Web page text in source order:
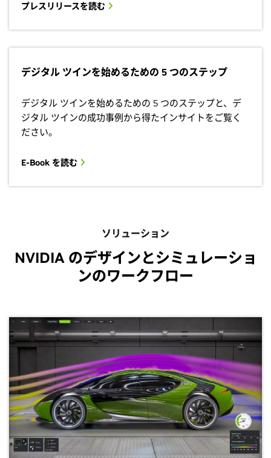
プレスリリースを読む
デジタル ツインを始めるための 5 つのステップ
デジタル ツインを始めるための 5 つのステップと、デ
ジタル ツインの成功事例から得たインサイトをご覧く
ださい。
E-Book を読む
ソリューション
NVIDIA のデザインとシミュレーショ
ンのワークフロー